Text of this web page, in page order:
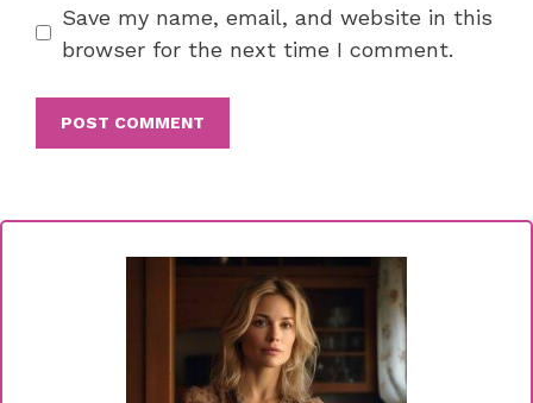
Save my name, email, and website in this
browser for the next time I comment.